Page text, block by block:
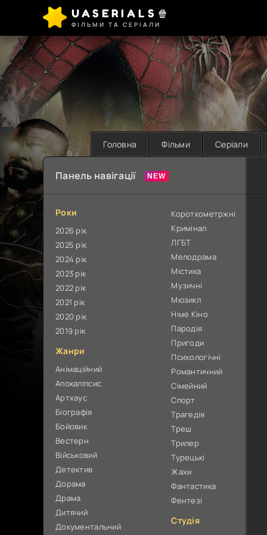
UASERIALS🍿
ФІЛЬМИ ТА СЕРІАЛИ
Головна Фільми Серіали
Панель навігації
Роки
2026 рік
2025 рік
2024 рік
2023 рік
2022 рік
2021 рік
2020 рік
2019 рік
Жанри
Анімаційний
Апокаліпсис
Артхаус
Біографія
Бойовик
Вестерн
Військовий
Детектив
Дорама
Драма
Дитячий
Документальний
Короткометржні
Кримінал
ЛГБТ
Мелодрама
Містика
Музичні
Мюзикл
Німе Кіно
Пародія
Пригоди
Психологічні
Романтичний
Сімейний
Спорт
Трагедія
Треш
Трилер
Турецькі
Жахи
Фантастика
Фентезі
Студія